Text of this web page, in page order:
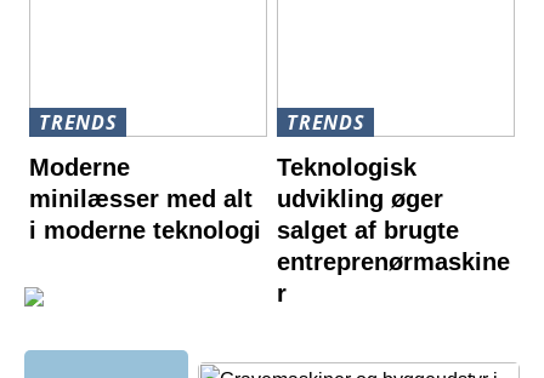
TRENDS
Moderne
minilæsser med alt
i moderne teknologi
TRENDS
Teknologisk
udvikling øger
salget af brugte
entreprenørmaskine
r